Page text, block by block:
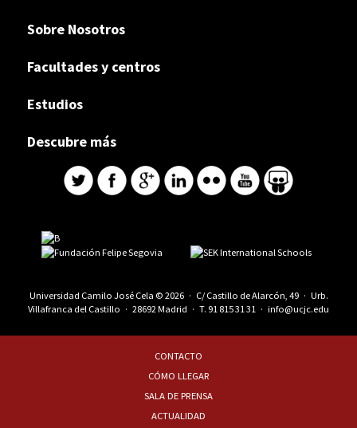
Sobre Nosotros
Facultades y centros
Estudios
Descubre más
Universidad Camilo José Cela © 2026 · C/ Castillo de Alarcón, 49 · Urb.
Villafranca del Castillo · 28692 Madrid · T. 91 815 31 31 · info@ucjc.edu
CONTACTO
CÓMO LLEGAR
SALA DE PRENSA
ACTUALIDAD